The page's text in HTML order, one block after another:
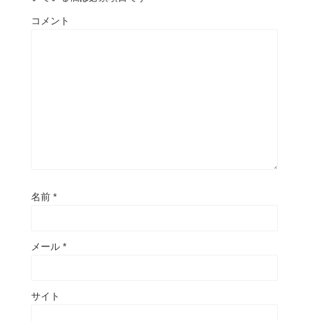
コメント
名前 *
メール *
サイト